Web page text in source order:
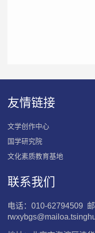
友情链接
文学创作中心
国学研究院
文化素质教育基地
联系我们
电话：010-62794509 邮